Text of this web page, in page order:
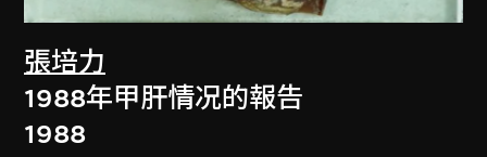
張培力
1988年甲肝情况的報告
1988